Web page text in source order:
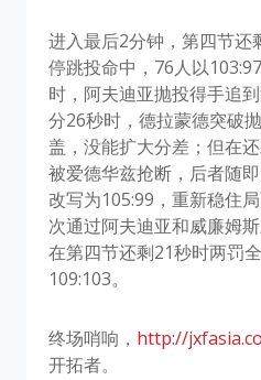
进入最后2分钟，第四节还
停跳投命中，76人以
时，阿夫迪亚抛投得手追
分26秒时，德拉蒙德突破
盖，没能扩大分差；但在
被爱德华兹抢断，后者随
改写为105:99，重新稳住
次通过阿夫迪亚和威廉姆
在第四节还剩21秒时两罚
109:103。
终场哨响， http://
开拓者。